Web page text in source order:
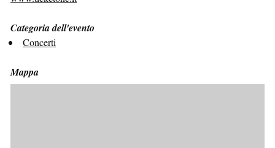
Categoria dell'evento
Concerti
Mappa